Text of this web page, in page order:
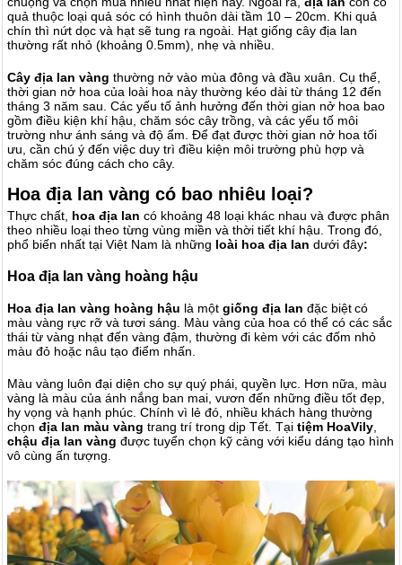
quả thuộc loại quả sóc có hình thuôn dài tầm 10 – 20cm. Khi quả
chín thì nứt dọc và hạt sẽ tung ra ngoài. Hạt giống cây địa lan
thường rất nhỏ (khoảng 0.5mm), nhẹ và nhiều.
Cây địa lan vàng thường nở vào mùa đông và đầu xuân. Cụ thể,
thời gian nở hoa của loài hoa này thường kéo dài từ tháng 12 đến
tháng 3 năm sau. Các yếu tố ảnh hưởng đến thời gian nở hoa bao
gồm điều kiện khí hậu, chăm sóc cây trồng, và các yếu tố môi
trường như ánh sáng và độ ẩm. Để đạt được thời gian nở hoa tối
ưu, cần chú ý đến việc duy trì điều kiện môi trường phù hợp và
chăm sóc đúng cách cho cây.
Hoa địa lan vàng có bao nhiêu loại?
Thực chất, hoa địa lan có khoảng 48 loại khác nhau và được phân
theo nhiều loại theo từng vùng miền và thời tiết khí hậu. Trong đó,
phổ biến nhất tại Việt Nam là những loài hoa địa lan dưới đây:
Hoa địa lan vàng hoàng hậu
Hoa địa lan vàng hoàng hậu là một giống địa lan đặc biệtcó
màu vàng rực rỡ và tươi sáng. Màu vàng của hoa có thể có các sắc
thái từ vàng nhạt đến vàng đậm, thường đi kèm với các đốm nhỏ
màu đỏ hoặc nâu tạo điểm nhấn.
Màu vàng luôn đại diện cho sự quý phái, quyền lực. Hơn nữa, màu
vàng là màu của ánh nắng ban mai, vươn đến những điều tốt đẹp,
hy vọng và hạnh phúc. Chính vì lẻ đó, nhiều khách hàng thường
chọn địa lan màu vàng trang trí trong dịp Tết. Tại tiệm HoaVily
chậu địa lan vàng được tuyển chọn kỹ càng với kiểu dáng tạo hình
vô cùng ấn tượng.